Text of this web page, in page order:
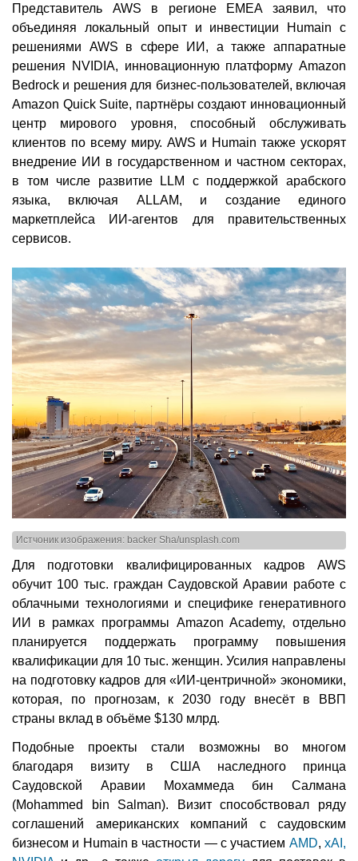
Представитель AWS в регионе EMEA заявил, что
объединяя локальный опыт и инвестиции Humain с
решениями AWS в сфере ИИ, а также аппаратные
решения NVIDIA, инновационную платформу Amazon
Bedrock и решения для бизнес-пользователей, включая
Amazon Quick Suite, партнёры создают инновационный
центр мирового уровня, способный обслуживать
клиентов по всему миру. AWS и Humain также ускорят
внедрение ИИ в государственном и частном секторах,
в том числе развитие LLM с поддержкой арабского
языка, включая ALLAM, и создание единого
маркетплейса ИИ-агентов для правительственных
сервисов.
Истчоник изображения: backer Sha/unsplash.com
Для подготовки квалифицированных кадров AWS
обучит 100 тыс. граждан Саудовской Аравии работе с
облачными технологиями и специфике генеративного
ИИ в рамках программы Amazon Academy, отдельно
планируется поддержать программу повышения
квалификации для 10 тыс. женщин. Усилия направлены
на подготовку кадров для «ИИ-центричной» экономики,
которая, по прогнозам, к 2030 году внесёт в ВВП
страны вклад в объёме $130 млрд.
Подобные проекты стали возможны во многом
благодаря визиту в США наследного принца
Саудовской Аравии Мохаммеда бин Салмана
(Mohammed bin Salman). Визит способствовал ряду
соглашений американских компаний с саудовским
бизнесом и Humain в частности — с участием AMD,xAI,